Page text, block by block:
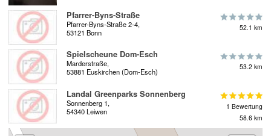
Pfarrer-Byns-Straße
Pfarrer-Byns-Straße 2-4,
53121 Bonn
52.1 km
Spielscheune Dom-Esch
Marderstraße,
53881 Euskirchen (Dom-Esch)
53.2 km
Landal Greenparks Sonnenberg
Sonnenberg 1,
54340 Leiwen
1 Bewertung
58.6 km